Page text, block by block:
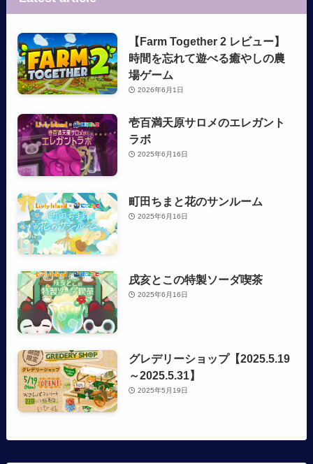
【Farm Together 2 レビュー】
時間を忘れて遊べる癒やしの農
場ゲーム
2026年6月1日
壱百満天原サロメのエレガント
ラボ
2025年6月16日
町田ちまと花のサンルーム
2025年6月16日
戌亥とこの特製ソーダ喫茶
2025年6月16日
グレデリーショップ【2025.5.19
～2025.5.31】
2025年5月19日